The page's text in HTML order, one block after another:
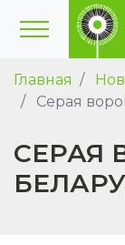
Главная
Серая
СЕРАЯ